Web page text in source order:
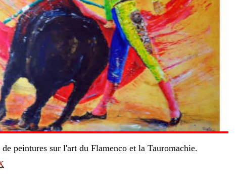
de peintures sur l'art du Flamenco et la Tauromachie.